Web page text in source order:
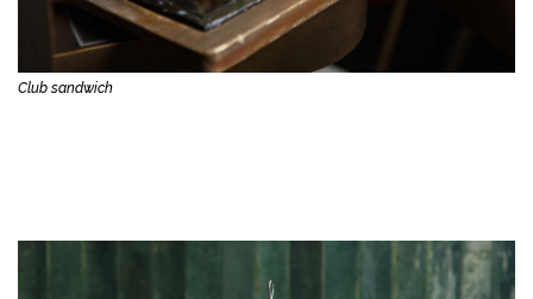
Club sandwich